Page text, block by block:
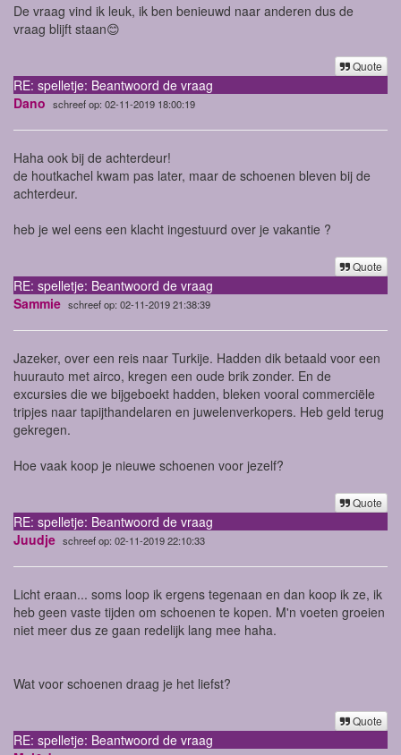
De vraag vind ik leuk, ik ben benieuwd naar anderen dus de
vraag blijft staan😊
Quote
RE: spelletje: Beantwoord de vraag
Dano schreef op: 02-11-2019 18:00:19
Haha ook bij de achterdeur!
de houtkachel kwam pas later, maar de schoenen bleven bij de
achterdeur.
heb je wel eens een klacht ingestuurd over je vakantie ?
Quote
RE: spelletje: Beantwoord de vraag
Sammie schreef op: 02-11-2019 21:38:39
Jazeker, over een reis naar Turkije. Hadden dik betaald voor een
huurauto met airco, kregen een oude brik zonder. En de
excursies die we bijgeboekt hadden, bleken vooral commerciële
tripjes naar tapijthandelaren en juwelenverkopers. Heb geld terug
gekregen.
Hoe vaak koop je nieuwe schoenen voor jezelf?
Quote
RE: spelletje: Beantwoord de vraag
Juudje schreef op: 02-11-2019 22:10:33
Licht eraan... soms loop ik ergens tegenaan en dan koop ik ze, ik
heb geen vaste tijden om schoenen te kopen. M'n voeten groeien
niet meer dus ze gaan redelijk lang mee haha.
Wat voor schoenen draag je het liefst?
Quote
RE: spelletje: Beantwoord de vraag